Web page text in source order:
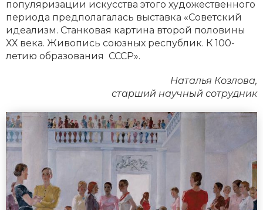
популяризации искусства этого художественного
периода предполагалась выставка «Советский
идеализм. Станковая картина второй половины
ХХ века. Живопись союзных республик. К 100-
летию образования СССР».
Наталья Козлова,
старший научный сотрудник